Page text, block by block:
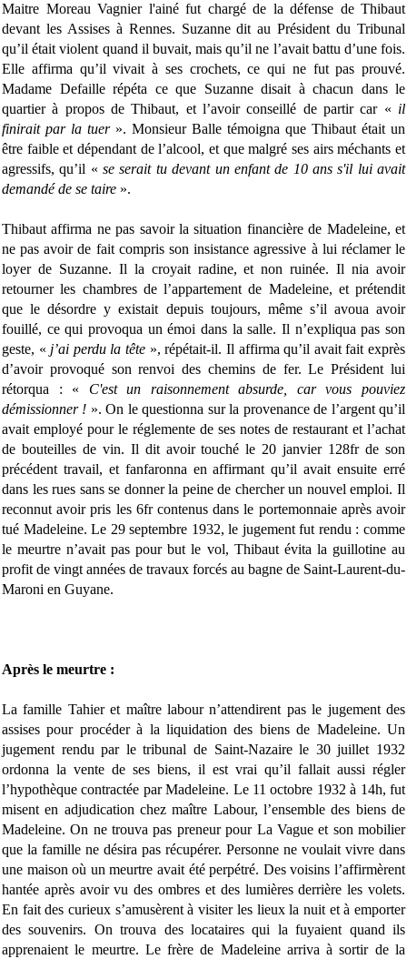
Maitre Moreau Vagnier l'ainé fut chargé de la défense de Thibaut
devant les Assises à Rennes. Suzanne dit au Président du Tribunal
qu’il était violent quand il buvait, mais qu’il ne l’avait battu d’une fois.
Elle affirma qu’il vivait à ses crochets, ce qui ne fut pas prouvé.
Madame Defaille répéta ce que Suzanne disait à chacun dans le
quartier à propos de Thibaut, et l’avoir conseillé de partir car « il
finirait par la tuer». Monsieur Balle témoigna que Thibaut était un
être faible et dépendant de l’alcool, et que malgré ses airs méchants et
agressifs, qu’il «se serait tu devant un enfant de 10 ans s'il lui avait
demandé de se taire ».
Thibaut affirma ne pas savoir la situation financière de Madeleine, et
ne pas avoir de fait compris son insistance agressive à lui réclamer le
loyer de Suzanne. Il la croyait radine, et non ruinée. Il nia avoir
retourner les chambres de l’appartement de Madeleine, et prétendit
que le désordre y existait depuis toujours, même s’il avoua avoir
fouillé, ce qui provoqua un émoi dans la salle. Il n’expliqua pas son
geste, « j’ai perdu la tête », répétait-il. Il affirma qu’il avait fait exprès
d’avoir provoqué son renvoi des chemins de fer. Le Président lui
rétorqua : « C'est un raisonnement absurde, car vous pouviez
démissionner ! ». On le questionna sur la provenance de l’argent qu’il
avait employé pour le réglemente de ses notes de restaurant et l’achat
de bouteilles de vin. Il dit avoir touché le 20 janvier 128fr de son
précédent travail, et fanfaronna en affirmant qu’il avait ensuite erré
dans les rues sans se donner la peine de chercher un nouvel emploi. Il
reconnut avoir pris les 6fr contenus dans le portemonnaie après avoir
tué Madeleine. Le 29 septembre 1932, le jugement fut rendu : comme
le meurtre n’avait pas pour but le vol, Thibaut évita la guillotine au
profit de vingt années de travaux forcés au bagne de Saint-Laurent-du-
Maroni en Guyane.
Après le meurtre :
La famille Tahier et maître labour n’attendirent pas le jugement des
assises pour procéder à la liquidation des biens de Madeleine. Un
jugement rendu par le tribunal de Saint-Nazaire le 30 juillet 1932
ordonna la vente de ses biens, il est vrai qu’il fallait aussi régler
l’hypothèque contractée par Madeleine. Le 11 octobre 1932 à 14h, fut
misent en adjudication chez maître Labour, l’ensemble des biens de
Madeleine. On ne trouva pas preneur pour La Vague et son mobilier
que la famille ne désira pas récupérer. Personne ne voulait vivre dans
une maison où un meurtre avait été perpétré. Des voisins l’affirmèrent
hantée après avoir vu des ombres et des lumières derrière les volets.
En fait des curieux s’amusèrent à visiter les lieux la nuit et à emporter
des souvenirs. On trouva des locataires qui la fuyaient quand ils
apprenaient le meurtre. Le frère de Madeleine arriva à sortir de la